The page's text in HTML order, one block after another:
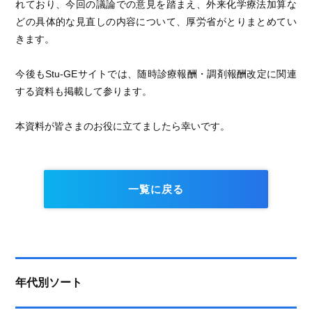
れており、今回の議論での意見を踏まえ、外来化学療法加算な
どの具体的な見直しの内容について、厚労省がとりまとめてい
きます。
今後もStu-GEサイトでは、随時診療報酬・調剤報酬改定に関連
する資料も掲載して参ります。
本資料が皆さまのお役に立てましたら幸いです。
一覧に戻る
年代別ソート